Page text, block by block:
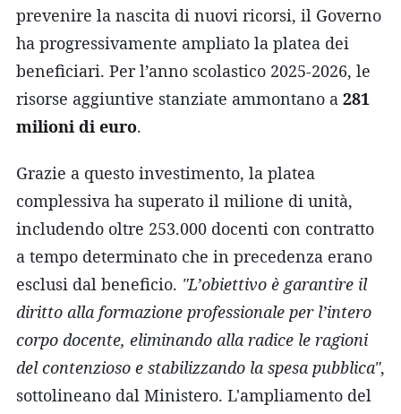
prevenire la nascita di nuovi ricorsi, il Governo
ha progressivamente ampliato la platea dei
beneficiari. Per l’anno scolastico 2025-2026, le
risorse aggiuntive stanziate ammontano a 281
milioni di euro.
Grazie a questo investimento, la platea
complessiva ha superato il milione di unità,
includendo oltre 253.000 docenti con contratto
a tempo determinato che in precedenza erano
esclusi dal beneficio. "L’obiettivo è garantire il
diritto alla formazione professionale per l’intero
corpo docente, eliminando alla radice le ragioni
del contenzioso e stabilizzando la spesa pubblica",
sottolineano dal Ministero. L'ampliamento del